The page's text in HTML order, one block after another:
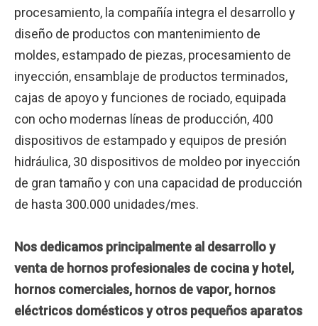
procesamiento, la compañía integra el desarrollo y
diseño de productos con mantenimiento de
moldes, estampado de piezas, procesamiento de
inyección, ensamblaje de productos terminados,
cajas de apoyo y funciones de rociado, equipada
con ocho modernas líneas de producción, 400
dispositivos de estampado y equipos de presión
hidráulica, 30 dispositivos de moldeo por inyección
de gran tamaño y con una capacidad de producción
de hasta 300.000 unidades/mes.
Nos dedicamos principalmente al desarrollo y
venta de hornos profesionales de cocina y hotel,
hornos comerciales, hornos de vapor, hornos
eléctricos domésticos y otros pequeños aparatos